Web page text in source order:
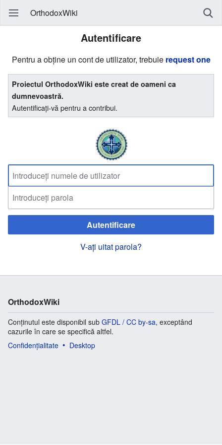
OrthodoxWiki
Autentificare
Pentru a obține un cont de utilizator, trebuie request one
Proiectul OrthodoxWiki este creat de oameni ca
dumnevoastră.
Autentificați-vă pentru a contribui.
Autentificare
V-ați uitat parola?
OrthodoxWiki
Conținutul este disponibil sub GFDL / CC by-sa, exceptând
cazurile în care se specifică altfel.
Confidențialitate
Desktop